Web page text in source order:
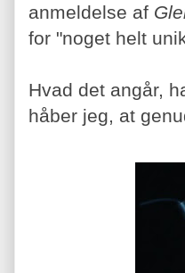
anmeldelse af
for "noget helt
Hvad det angår,
håber jeg, at